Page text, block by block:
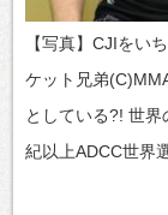
【写真】CJIをい
ケット兄弟
としている?! 世
紀以上ADCC世界